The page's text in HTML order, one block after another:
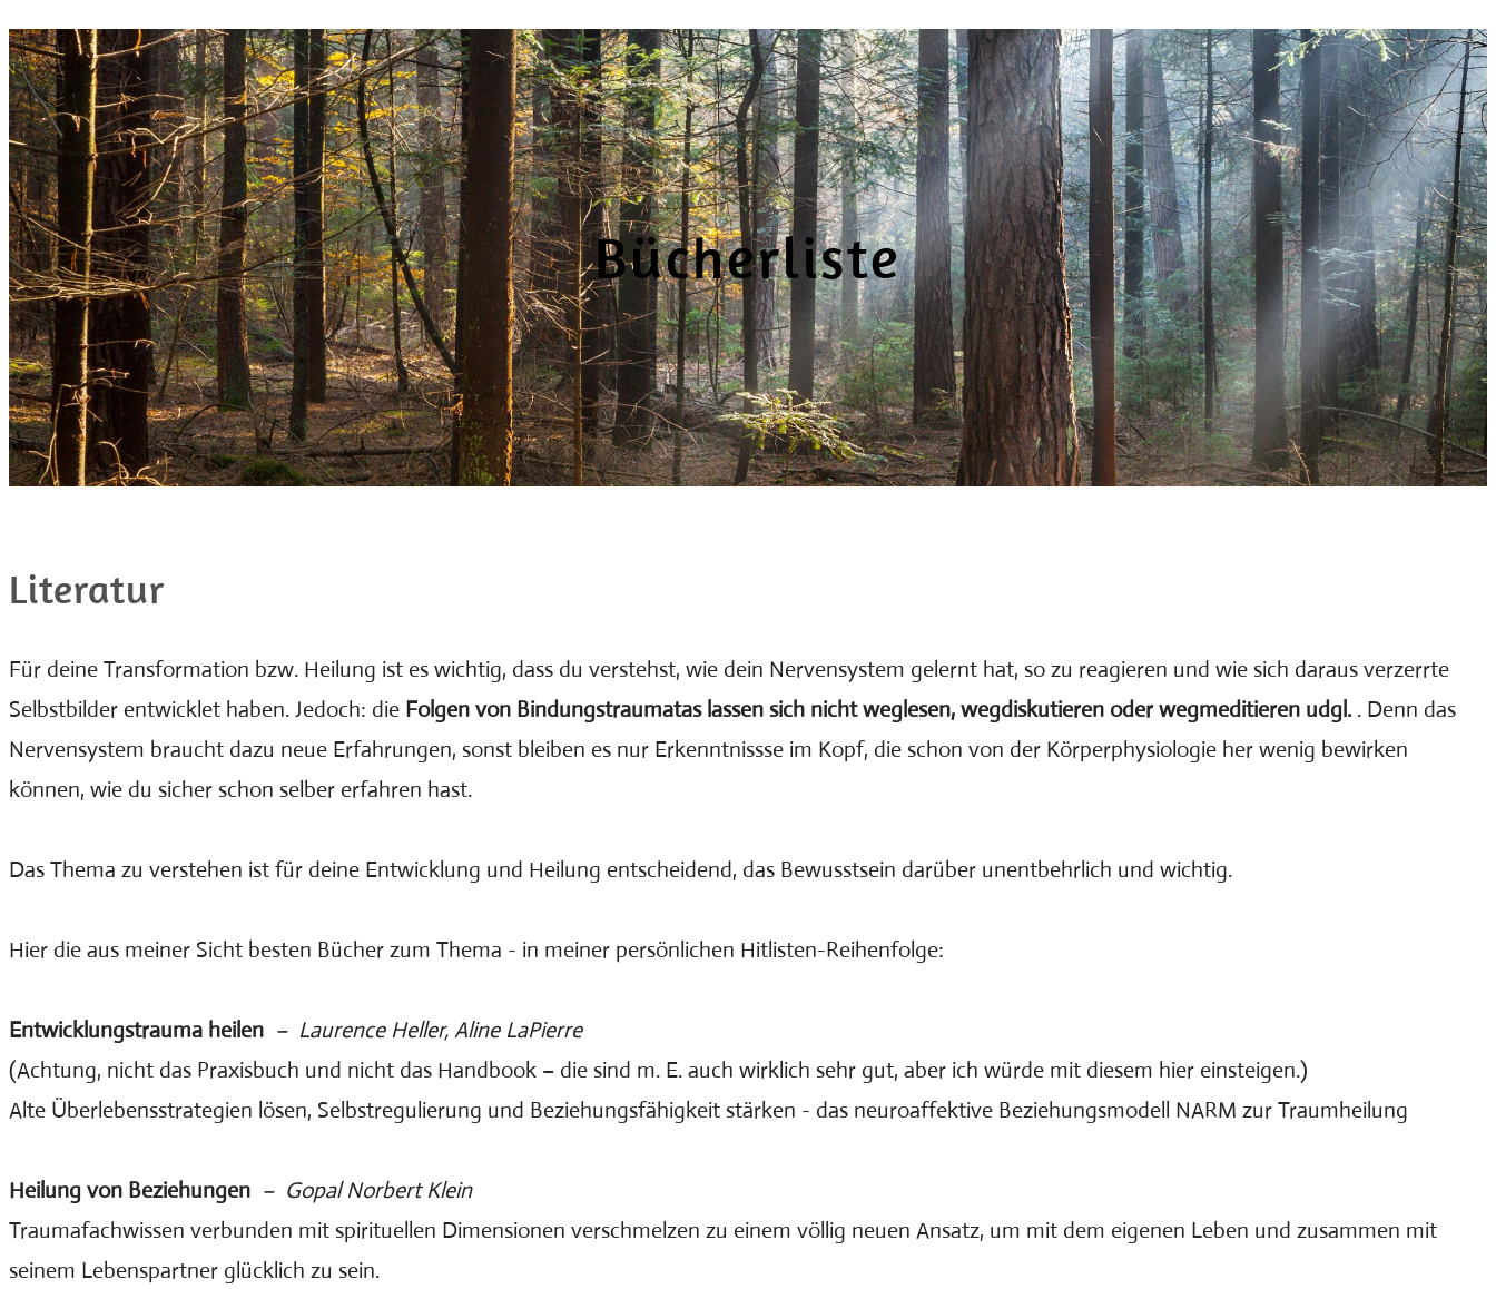
Bücherliste
Literatur
Für deine Transformation bzw. Heilung ist es wichtig, dass du verstehst, wie dein Nervensystem gelernt hat, so zu reagieren und wie sich daraus verzerrte
Selbstbilder entwicklet haben. Jedoch: die Folgen von Bindungstraumatas lassen sich nicht weglesen, wegdiskutieren oder wegmeditieren udgl. . Denn das
Nervensystem braucht dazu neue Erfahrungen, sonst bleiben es nur Erkenntnissse im Kopf, die schon von der Körperphysiologie her wenig bewirken
können, wie du sicher schon selber erfahren hast.
Das Thema zu verstehen ist für deine Entwicklung und Heilung entscheidend, das Bewusstsein darüber unentbehrlich und wichtig.
Hier die aus meiner Sicht besten Bücher zum Thema - in meiner persönlichen Hitlisten-Reihenfolge:
Entwicklungstrauma heilen – Laurence Heller, Aline LaPierre
(Achtung, nicht das Praxisbuch und nicht das Handbook – die sind m. E. auch wirklich sehr gut, aber ich würde mit diesem hier einsteigen.)
Alte Überlebensstrategien lösen, Selbstregulierung und Beziehungsfähigkeit stärken - das neuroaffektive Beziehungsmodell NARM zur Traumheilung
Heilung von Beziehungen – Gopal Norbert Klein
Traumafachwissen verbunden mit spirituellen Dimensionen verschmelzen zu einem völlig neuen Ansatz, um mit dem eigenen Leben und zusammen mit
seinem Lebenspartner glücklich zu sein.